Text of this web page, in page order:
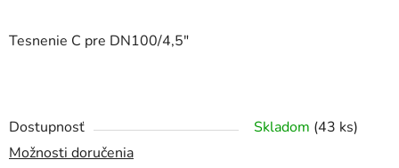
Tesnenie C pre DN100/4,5"
Dostupnosť Skladom (43 ks)
Možnosti doručenia